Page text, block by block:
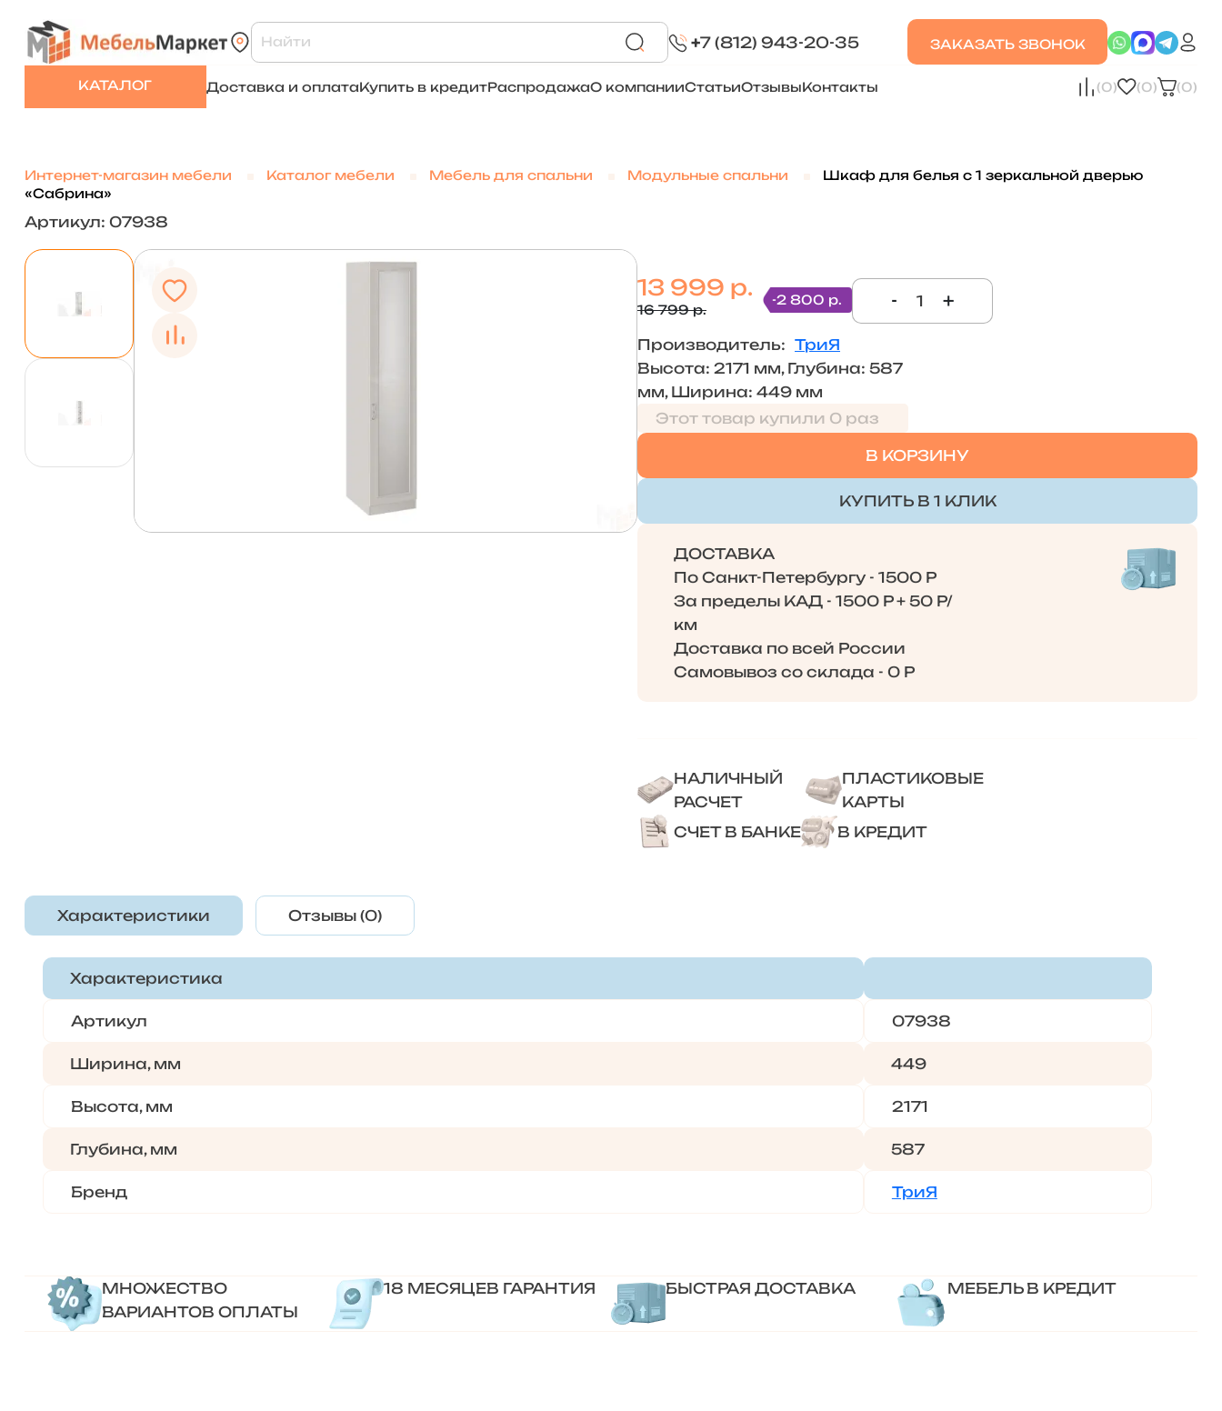
+7 (812) 943-20-35 ЗАКАЗАТЬ ЗВОНОК
КАТАЛОГ Доставка и оплатаКупить в кредитРаспродажаО компанииСтатьиОтзывыКонтакты (0) (0) (0)
Интернет-магазин мебели Каталог мебели Мебель для спальни Модульные спальни
Шкаф для белья с 1 зеркальной дверью
«Сабрина»
Артикул: 07938
13 999 р.
16 799 р.
-2 800 р. - +
Производитель: ТриЯ
Высота: 2171 мм, Глубина: 587
мм, Ширина: 449 мм
Этот товар купили 0 раз
В КОРЗИНУ
КУПИТЬ В 1 КЛИК
ДОСТАВКА
По Санкт-Петербургу - 1500 Р
За пределы КАД - 1500 Р + 50 Р/
км
Доставка по всей России
Самовывоз со склада - 0 Р
НАЛИЧНЫЙ
РАСЧЕТ
ПЛАСТИКОВЫЕ
КАРТЫ
СЧЕТ В БАНКЕ
В КРЕДИТ
Характеристики Отзывы (0)
Характеристика
Артикул 07938
Ширина, мм 449
Высота, мм 2171
Глубина, мм 587
Бренд ТриЯ
МНОЖЕСТВО
ВАРИАНТОВ ОПЛАТЫ
18 МЕСЯЦЕВ ГАРАНТИЯ БЫСТРАЯ ДОСТАВКА МЕБЕЛЬ В КРЕДИТ